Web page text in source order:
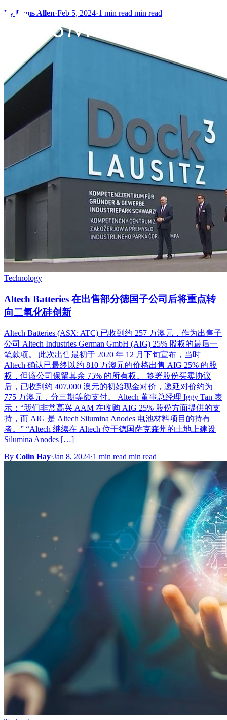
By Louis Allen·Feb 5, 2024·1 min read min read
Technology
Altech Batteries 在出售部分德国子公司后将重点转
向二氧化硅创新
Altech Batteries (ASX: ATC) 已收到约 257 万澳元，作为出售子
公司 Altech Industries German GmbH (AIG) 25% 股权的最后一
笔款项。 此次出售最初于 2020 年 12 月下旬宣布，当时
Altech 确认已最终以约 810 万澳元的价格出售 AIG 25% 的股
权，但该公司保留其余 75% 的所有权。 签署股份买卖协议
后，已收到约 407,000 澳元的初始现金对价，递延对价约为
775 万澳元，分三期等额支付。 Altech 董事总经理 Iggy Tan 表
示：“我们非常高兴 AAM 在收购 AIG 25% 股份方面提供的支
持，而 AIG 是 Altech Silumina Anodes 电池材料项目的持有
者。” “Altech 继续在 Altech 位于德国萨克森州的土地上建设
Silumina Anodes […]
By Colin Hay·Jan 8, 2024·1 min read min read